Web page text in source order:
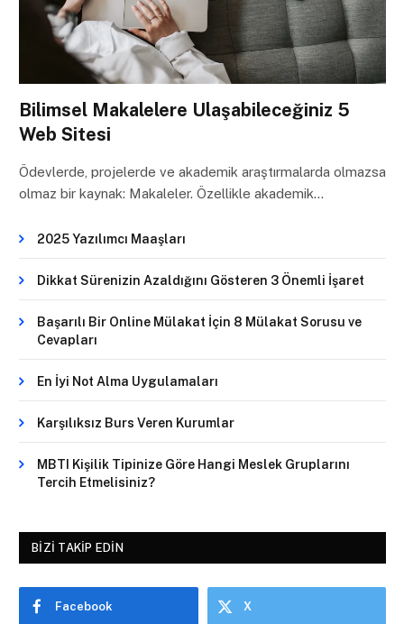
Bilimsel Makalelere Ulaşabileceğiniz 5
Web Sitesi
Ödevlerde, projelerde ve akademik araştırmalarda olmazsa
olmaz bir kaynak: Makaleler. Özellikle akademik…
2025 Yazılımcı Maaşları
Dikkat Sürenizin Azaldığını Gösteren 3 Önemli İşaret
Başarılı Bir Online Mülakat İçin 8 Mülakat Sorusu ve
Cevapları
En İyi Not Alma Uygulamaları
Karşılıksız Burs Veren Kurumlar
MBTI Kişilik Tipinize Göre Hangi Meslek Gruplarını
Tercih Etmelisiniz?
BIZI TAKIP EDIN
Facebook X